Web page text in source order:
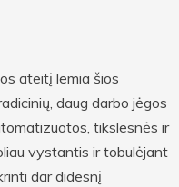
ateitį lemia šios
daug darbo jėgos
tikslesnės ir
vystantis ir tobulėjant
dar didesnį